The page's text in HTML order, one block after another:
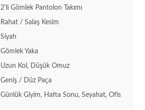
2'li Gömlek Pantolon Takımı
Rahat / Salaş Kesim
Siyah
Gömlek Yaka
Uzun Kol, Düşük Omuz
Geniş / Düz Paça
Günlük Giyim, Hafta Sonu, Seyahat, Ofis